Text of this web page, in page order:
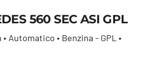
560 SEC
560 SEC ASI GPL
Automatico • Benzina - GPL •